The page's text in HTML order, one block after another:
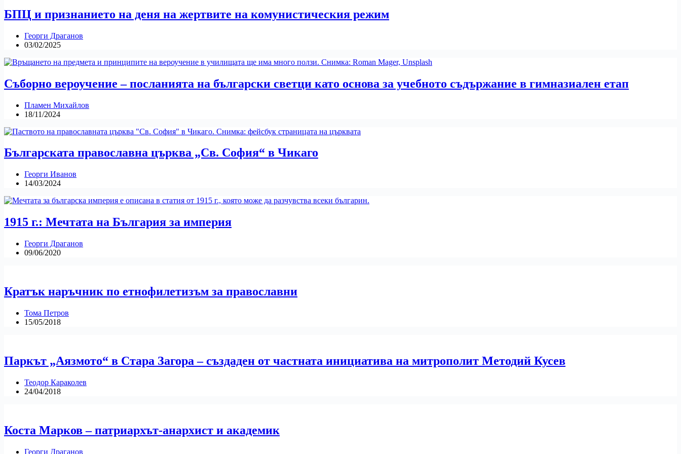
БПЦ и признанието на деня на жертвите на комунистическия режим
Георги Драганов
03/02/2025
Съборно вероучение – посланията на български светци като основа за учебното съдържание в гимназиален етап
Пламен Михайлов
18/11/2024
Българската православна църква „Св. София“ в Чикаго
Георги Иванов
14/03/2024
1915 г.: Мечтата на България за империя
Георги Драганов
09/06/2020
Кратък наръчник по етнофилетизъм за православни
Тома Петров
15/05/2018
Паркът „Аязмото“ в Стара Загора – създаден от частната инициатива на митрополит Методий Кусев
Теодор Караколев
24/04/2018
Коста Марков – патриархът-анархист и академик
Георги Драганов